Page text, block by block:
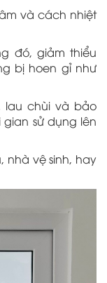
và cách nhiệt
đó, giảm thiểu
bị hoen gỉ như
lau chùi và bảo
sử dụng lên
nhà vệ sinh, hay